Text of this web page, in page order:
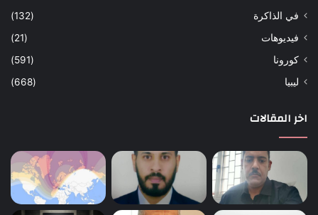
في الذاكرة
(132)
فيديوهات
(21)
كورونا
(591)
ليبيا
(668)
اخر المقالات